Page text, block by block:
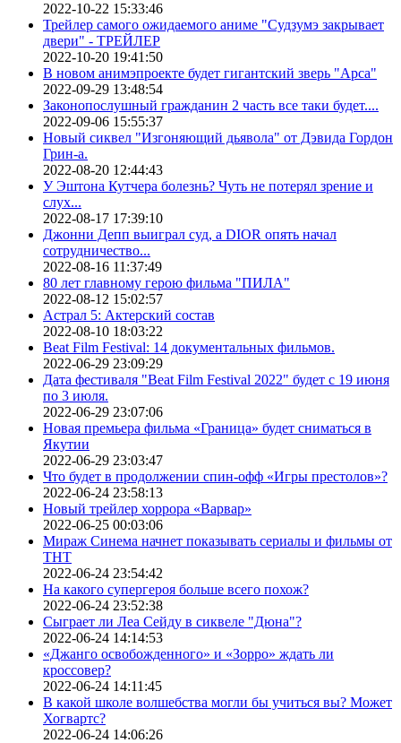
2022-10-22 15:33:46
Трейлер самого ожидаемого аниме "Судзумэ закрывает
двери" - ТРЕЙЛЕР
2022-10-20 19:41:50
В новом анимэпроекте будет гигантский зверь "Арса"
2022-09-29 13:48:54
Законопослушный гражданин 2 часть все таки будет....
2022-09-06 15:55:37
Новый сиквел "Изгоняющий дьявола" от Дэвида Гордон
Грин-а.
2022-08-20 12:44:43
У Эштона Кутчера болезнь? Чуть не потерял зрение и
слух...
2022-08-17 17:39:10
Джонни Депп выиграл суд, а DIOR опять начал
сотрудничество...
2022-08-16 11:37:49
80 лет главному герою фильма "ПИЛА"
2022-08-12 15:02:57
Астрал 5: Актерский состав
2022-08-10 18:03:22
Beat Film Festival: 14 документальных фильмов.
2022-06-29 23:09:29
Дата фестиваля "Beat Film Festival 2022" будет с 19 июня
по 3 июля.
2022-06-29 23:07:06
Новая премьера фильма «Граница» будет сниматься в
Якутии
2022-06-29 23:03:47
Что будет в продолжении спин-офф «Игры престолов»?
2022-06-24 23:58:13
Новый трейлер хоррора «Варвар»
2022-06-25 00:03:06
Мираж Синема начнет показывать сериалы и фильмы от
ТНТ
2022-06-24 23:54:42
На какого супергероя больше всего похож?
2022-06-24 23:52:38
Сыграет ли Леа Сейду в сиквеле "Дюна"?
2022-06-24 14:14:53
«Джанго освобожденного» и «Зорро» ждать ли
кроссовер?
2022-06-24 14:11:45
В какой школе волшебства могли бы учиться вы? Может
Хогвартс?
2022-06-24 14:06:26